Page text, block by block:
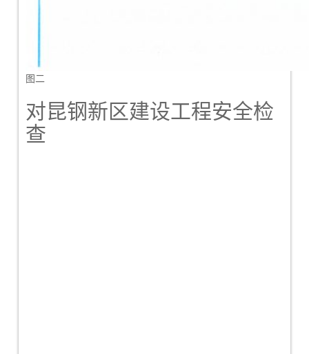
图二
对昆钢新区建设工程安全检
查